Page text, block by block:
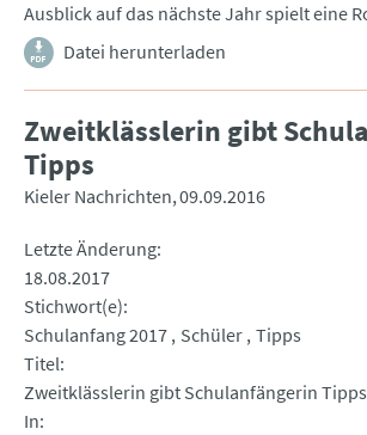
Ausblick auf das nächste Jahr spielt eine
Datei herunterladen
Zweitklässlerin gibt
Tipps
Kieler Nachrichten 09.09.2016
Letzte Änderung
18.08.2017
Stichwort(e)
Schulanfang 2017 Schüler Tipps
Titel
Zweitklässlerin gibt Schulanfängerin Tipps
In